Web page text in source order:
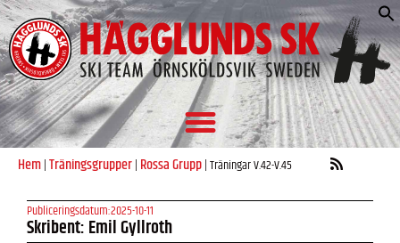
Hem|Träningsgrupper| Rossa Grupp|Träningar V.42-V.45
Publiceringsdatum:2025-10-11
Skribent: Emil Gyllroth